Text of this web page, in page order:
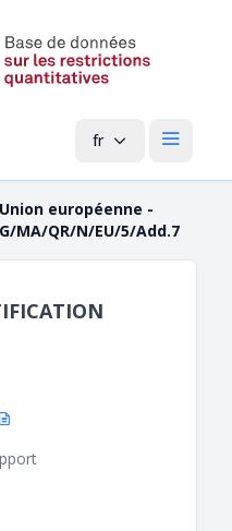
fr Menu
Union européenne -
G/MA/QR/N/EU/5/Add.7